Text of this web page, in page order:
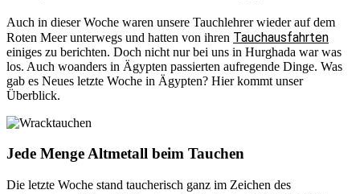
Auch in dieser Woche waren unsere Tauchlehrer wieder auf dem
Roten Meer unterwegs und hatten von ihren Tauchausfahrten
einiges zu berichten. Doch nicht nur bei uns in Hurghada war was
los. Auch woanders in Ägypten passierten aufregende Dinge. Was
gab es Neues letzte Woche in Ägypten? Hier kommt unser
Überblick.
Jede Menge Altmetall beim Tauchen
Die letzte Woche stand taucherisch ganz im Zeichen des